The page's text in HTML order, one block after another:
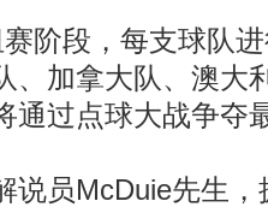
段，每支球队进
、加拿大队、澳大
通过点球大战争夺
员McDuie先生，